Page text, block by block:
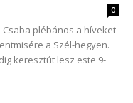
0
plébános a híveket
a Szél-hegyen.
keresztút lesz este 9-